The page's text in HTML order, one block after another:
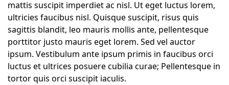
mattis suscipit imperdiet ac nisl. Ut eget luctus lorem,
ultricies faucibus nisl. Quisque suscipit, risus quis
sagittis blandit, leo mauris mollis ante, pellentesque
porttitor justo mauris eget lorem. Sed vel auctor
ipsum. Vestibulum ante ipsum primis in faucibus orci
luctus et ultrices posuere cubilia curae; Pellentesque in
tortor quis orci suscipit iaculis.